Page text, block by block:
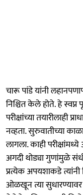
चारू पांडे यांनी
निश्चित केले होते. हे स्वप्न
परीक्षांच्या तयारीलाही
नव्हता. सुरुवातीच्या
लागला. काही
अगदी थोड्या गुणांमुळे
प्रत्येक अपयशाकडे
ओळखून त्या सुधारण्यावर